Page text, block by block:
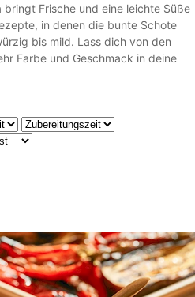
Frische und eine leichte Süße
in denen die bunte Schote
bis mild. Lass dich von den
Farbe und Geschmack in deine